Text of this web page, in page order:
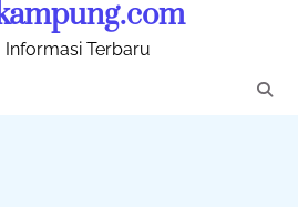
Informasi Terbaru